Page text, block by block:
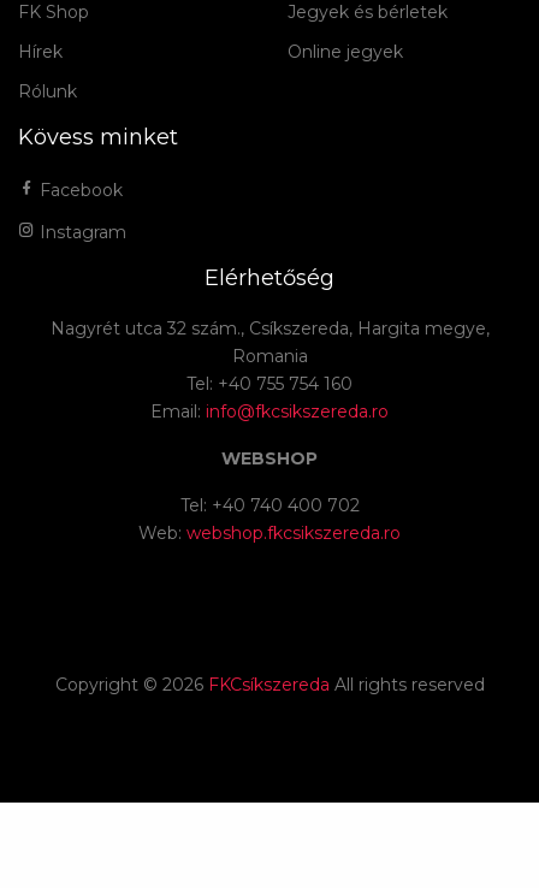
FK Shop
Hírek
Rólunk
Jegyek és bérletek
Online jegyek
Kövess minket
Facebook
Instagram
Elérhetőség
Nagyrét utca 32 szám., Csíkszereda, Hargita megye,
Romania
Tel: +40 755 754 160
Email: info@fkcsikszereda.ro
WEBSHOP
Tel: +40 740 400 702
Web: webshop.fkcsikszereda.ro
Copyright © 2026 FKCsíkszereda All rights reserved